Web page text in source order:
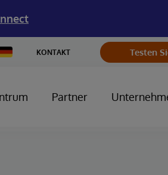
KONTAKT Testen
Partner